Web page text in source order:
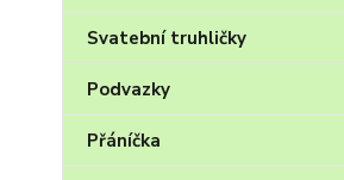
Svatební truhličky
Podvazky
Přáníčka